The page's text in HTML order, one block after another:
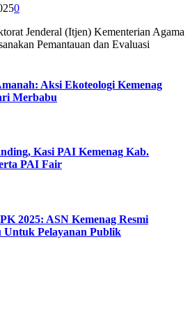
0
Jenderal (Itjen) Kementerian Agama
Pemantauan dan Evaluasi
Aksi Ekoteologi Kemenag
Merbabu
Kasi PAI Kemenag Kab.
PAI Fair
2025: ASN Kemenag Resmi
Untuk Pelayanan Publik